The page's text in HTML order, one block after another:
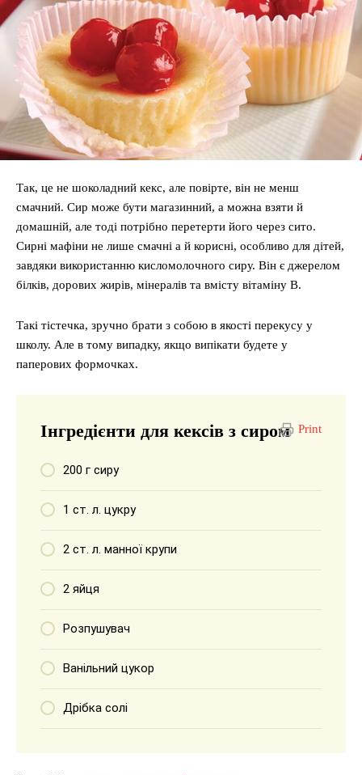
Так, це не шоколадний кекс, але повірте, він не менш
смачний. Сир може бути магазинний, а можна взяти й
домашній, але тоді потрібно перетерти його через сито.
Сирні мафіни не лише смачні а й корисні, особливо для дітей,
завдяки використанню кисломолочного сиру. Він є джерелом
білків, дорових жирів, мінералів та вмісту вітаміну В.
Такі тістечка, зручно брати з собою в якості перекусу у
школу. Але в тому випадку, якщо випікати будете у
паперових формочках.
Print
Інгредієнти для кексів з сиром
200 г сиру
1 ст. л. цукру
2 ст. л. манної крупи
2 яйця
Розпушувач
Ванільний цукор
Дрібка солі